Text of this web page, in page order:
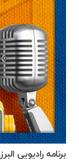
برنامه رادیویی